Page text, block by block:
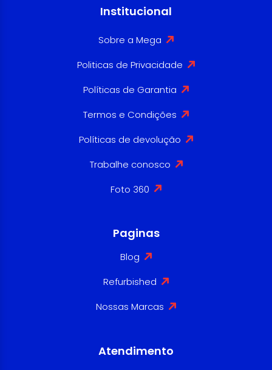
Institucional
Sobre a Mega
Politicas de Privacidade
Políticas de Garantia
Termos e Condições
Políticas de devolução
Trabalhe conosco
Foto 360
Paginas
Blog
Refurbished
Nossas Marcas
Atendimento